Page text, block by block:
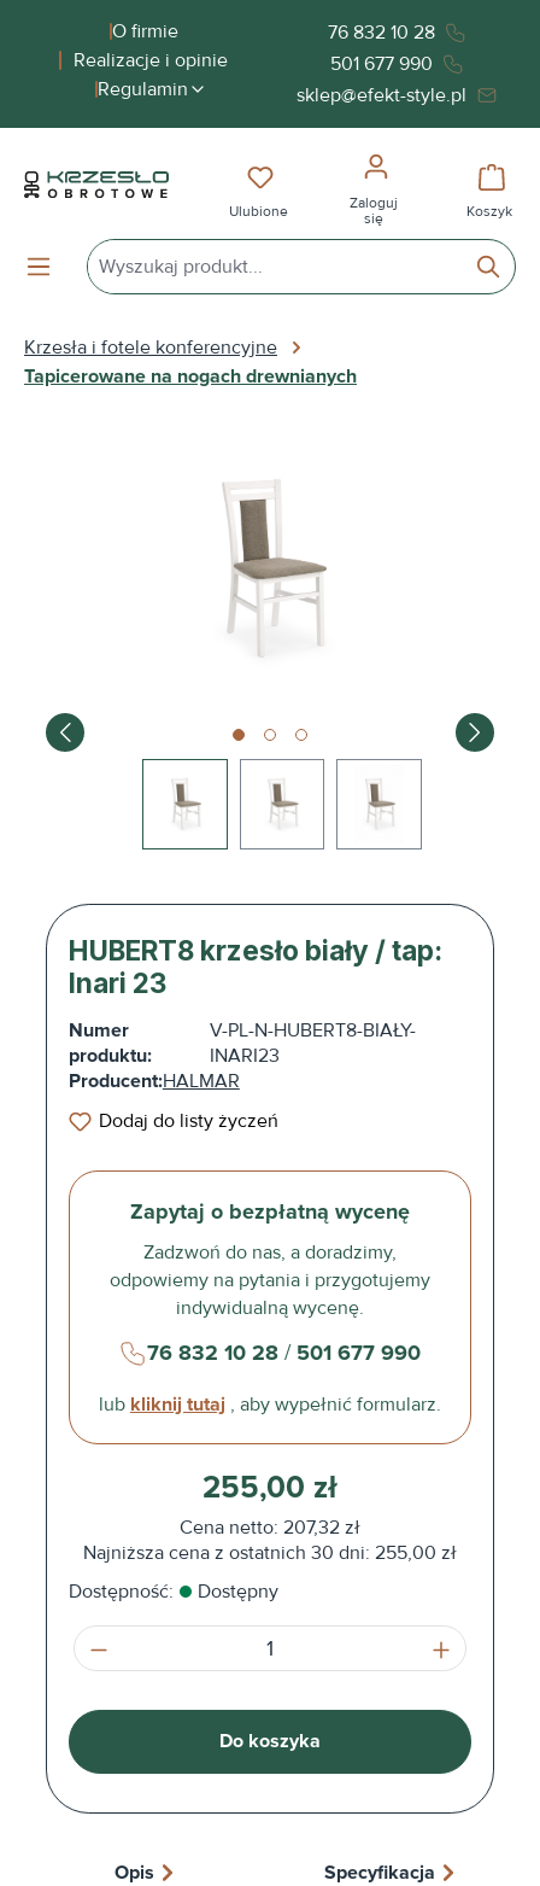
zawartościO firmie
Realizacje i opinie
Regulamin
76 832 10 28
501 677 990
sklep@efekt-style.pl
Masz 0 przedmioty na liście
Ulubione
Zaloguj
się
Koszyk
Krzesła i fotele konferencyjne
Tapicerowane na nogach drewnianych
HUBERT8 krzesło biały / tap:
Inari 23
Numer
produktu:
V-PL-N-HUBERT8-BIAŁY-
INARI23
Producent:HALMAR
Dodaj do listy życzeń
Zapytaj o bezpłatną wycenę
Zadzwoń do nas, a doradzimy,
odpowiemy na pytania i przygotujemy
indywidualną wycenę.
76 832 10 28/ 501 677 990
lub kliknij tutaj , aby wypełnić formularz.
255,00 zł
Cena netto: 207,32 zł
Najniższa cena z ostatnich 30 dni: 255,00 zł
Dostępność:
Dostępny
Ilość produktu: Wprowadź żądaną
Do koszyka
Opis Specyfikacja